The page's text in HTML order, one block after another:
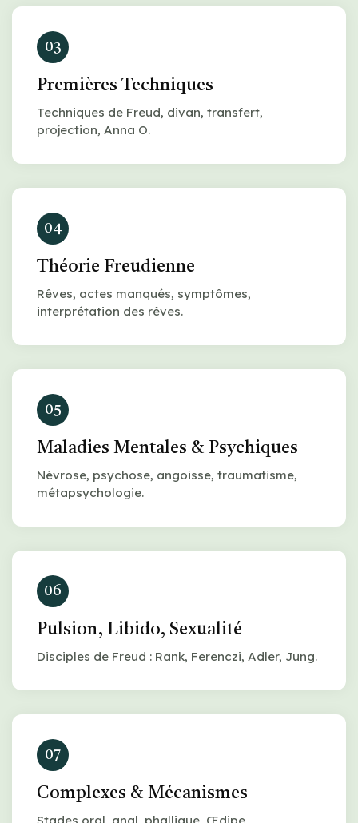
03
Premières Techniques
Techniques de Freud, divan, transfert,
projection, Anna O.
04
Théorie Freudienne
Rêves, actes manqués, symptômes,
interprétation des rêves.
05
Maladies Mentales & Psychiques
Névrose, psychose, angoisse, traumatisme,
métapsychologie.
06
Pulsion, Libido, Sexualité
Disciples de Freud : Rank, Ferenczi, Adler, Jung.
07
Complexes & Mécanismes